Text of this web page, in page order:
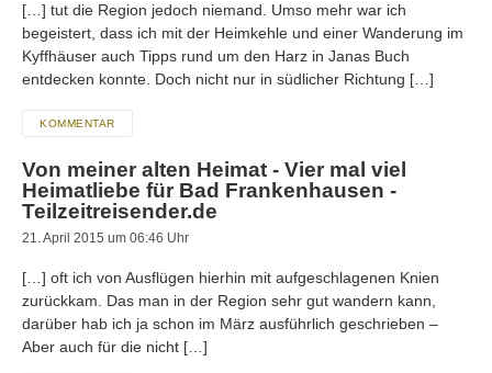
[…] tut die Region jedoch niemand. Umso mehr war ich
begeistert, dass ich mit der Heimkehle und einer Wanderung im
Kyffhäuser auch Tipps rund um den Harz in Janas Buch
entdecken konnte. Doch nicht nur in südlicher Richtung […]
KOMMENTAR
Von meiner alten Heimat - Vier mal viel
Heimatliebe für Bad Frankenhausen -
Teilzeitreisender.de
21. April 2015 um 06:46 Uhr
[…] oft ich von Ausflügen hierhin mit aufgeschlagenen Knien
zurückkam. Das man in der Region sehr gut wandern kann,
darüber hab ich ja schon im März ausführlich geschrieben –
Aber auch für die nicht […]